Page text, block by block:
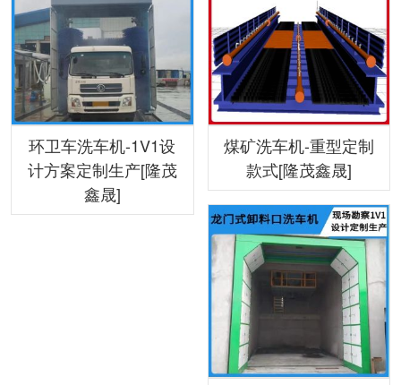
环卫车洗车机-1V1设
计方案定制生产[隆茂
鑫晟]
煤矿洗车机-重型定制
款式[隆茂鑫晟]